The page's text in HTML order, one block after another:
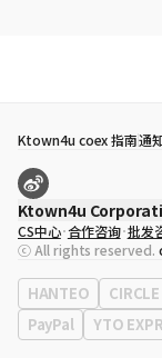
Ktown4u coex 指南通
Ktown4u
代表
宋効珉
营业执照 120-87-71116
公司地址 首尔特别市 江
CS中心 合作咨询 批发
ⓒ All rights reserved.
HANTEO
PayPal
YTO